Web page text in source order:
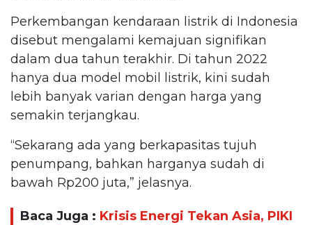
Perkembangan kendaraan listrik di Indonesia
disebut mengalami kemajuan signifikan
dalam dua tahun terakhir. Di tahun 2022
hanya dua model mobil listrik, kini sudah
lebih banyak varian dengan harga yang
semakin terjangkau.
“Sekarang ada yang berkapasitas tujuh
penumpang, bahkan harganya sudah di
bawah Rp200 juta,” jelasnya.
Baca Juga : Krisis Energi Tekan Asia, PIKI